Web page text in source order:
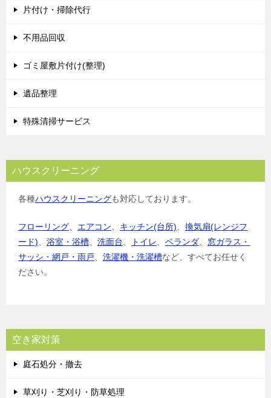
片付け・掃除代行
不用品回収
ゴミ屋敷片付け(整理)
遺品整理
特殊清掃サービス
ハウスクリーニング
各種ハウスクリーニングも対応しております。
フローリング、 エアコン、 キッチン(台所)、 換気扇(レンジフ
ード)、 浴室・浴槽、 洗面台、 トイレ、 ベランダ、 窓ガラス・
サッシ・網戸・雨戸、 洗濯機・洗濯槽など、すべてお任せく
ださい。
空き家対策
庭石処分・撤去
草刈り・芝刈り・防草処理